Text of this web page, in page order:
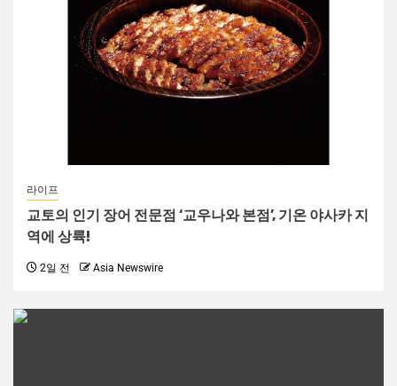
라이프
교토의 인기 장어 전문점 ‘교우나와 본점’, 기온 야사카 지
역에 상륙!
2일 전 Asia Newswire